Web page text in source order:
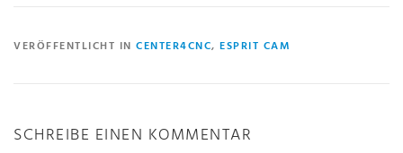
VERÖFFENTLICHT IN CENTER4CNC, ESPRIT CAM
SCHREIBE EINEN KOMMENTAR